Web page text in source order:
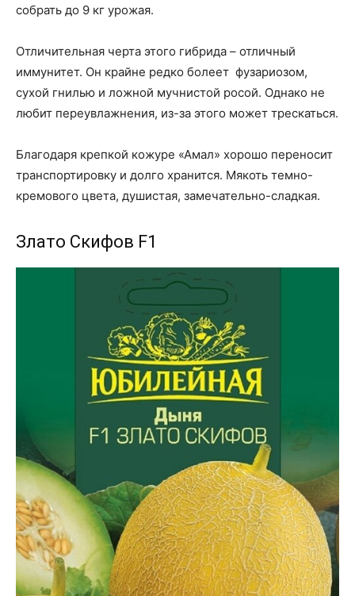
собрать до 9 кг урожая.
Отличительная черта этого гибрида – отличный
иммунитет. Он крайне редко болеет фузариозом,
сухой гнилью и ложной мучнистой росой. Однако не
любит переувлажнения, из-за этого может трескаться.
Благодаря крепкой кожуре «Амал» хорошо переносит
транспортировку и долго хранится. Мякоть темно-
кремового цвета, душистая, замечательно-сладкая.
Злато Скифов F1